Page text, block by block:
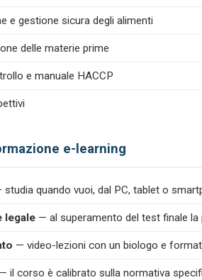
e gestione sicura degli alimenti
delle materie prime
e manuale HACCP
e-learning
studia quando vuoi, dal PC, tablet o
legale — al superamento del test finale
— video-lezioni con un biologo e
— il corso è calibrato sulla normativa